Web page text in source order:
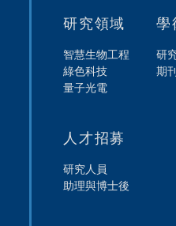
研究領域
智慧生物工程
綠色科技
量子光電
學
研
期
人才招募
研究人員
助理與博士後